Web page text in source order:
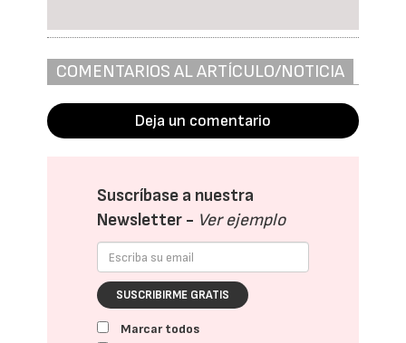
COMENTARIOS AL ARTÍCULO/NOTICIA
Deja un comentario
Suscríbase a nuestra
Newsletter - Ver ejemplo
SUSCRIBIRME GRATIS
Marcar todos